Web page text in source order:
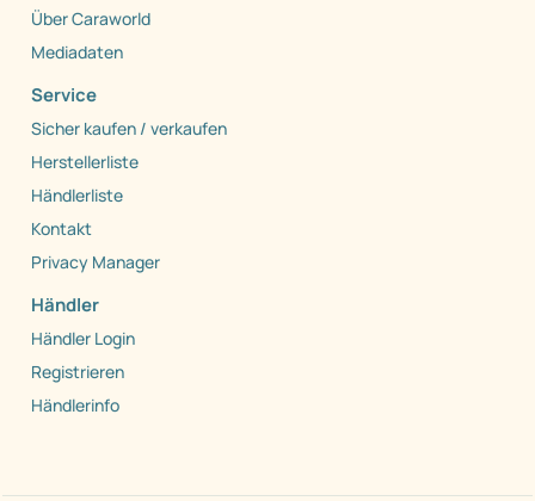
Über Caraworld
Mediadaten
Service
Sicher kaufen / verkaufen
Herstellerliste
Händlerliste
Kontakt
Privacy Manager
Händler
Händler Login
Registrieren
Händlerinfo